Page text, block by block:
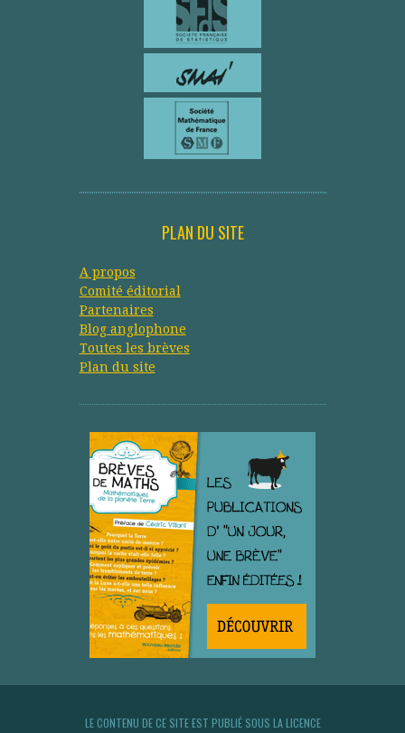
PLAN DU SITE
A propos
Comité éditorial
Partenaires
Blog anglophone
Toutes les brèves
Plan du site
LE CONTENU DE CE SITE EST PUBLIÉ SOUS LA LICENCE